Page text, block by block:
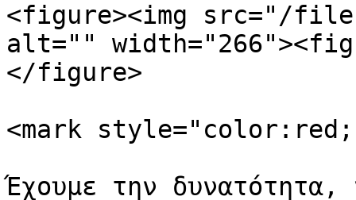
<figure><img src="/files/
alt=""
</figure>
<mark
Έχουμε την